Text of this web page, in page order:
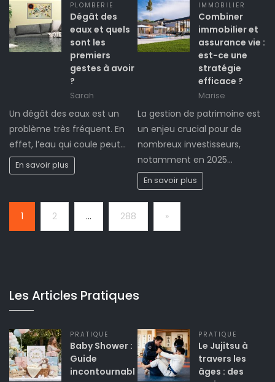
PLOMBERIE
Dégât des
eaux et quels
sont les
premiers
gestes à avoir
?
Sarah
Un dégât des eaux est un
problème très fréquent. En
effet, l’eau qui coule peut…
En savoir plus
IMMOBILIER
Combiner
immobilier et
assurance vie :
est-ce une
stratégie
efficace ?
Marise
La gestion de patrimoine est
un enjeu crucial pour de
nombreux investisseurs,
notamment en 2025…
En savoir plus
1 2 … 288 Next
»
Les Articles Pratiques
PRATIQUE
Baby Shower :
Guide
incontournabl
PRATIQUE
Le Jujitsu à
travers les
âges : des